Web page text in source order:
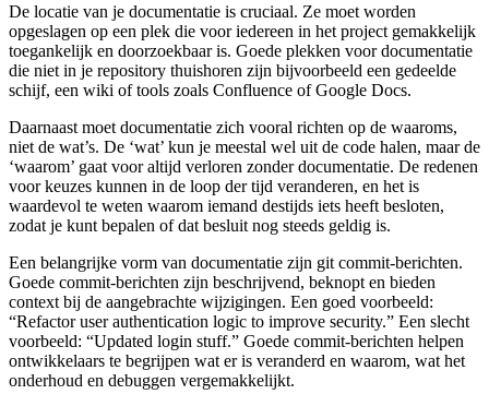
De locatie van je documentatie is cruciaal. Ze moet worden
opgeslagen op een plek die voor iedereen in het project gemakkelijk
toegankelijk en doorzoekbaar is. Goede plekken voor documentatie
die niet in je repository thuishoren zijn bijvoorbeeld een gedeelde
schijf, een wiki of tools zoals Confluence of Google Docs.
Daarnaast moet documentatie zich vooral richten op de waaroms,
niet de wat’s. De ‘wat’ kun je meestal wel uit de code halen, maar de
‘waarom’ gaat voor altijd verloren zonder documentatie. De redenen
voor keuzes kunnen in de loop der tijd veranderen, en het is
waardevol te weten waarom iemand destijds iets heeft besloten,
zodat je kunt bepalen of dat besluit nog steeds geldig is.
Een belangrijke vorm van documentatie zijn git commit-berichten.
Goede commit-berichten zijn beschrijvend, beknopt en bieden
context bij de aangebrachte wijzigingen. Een goed voorbeeld:
“Refactor user authentication logic to improve security.” Een slecht
voorbeeld: “Updated login stuff.” Goede commit-berichten helpen
ontwikkelaars te begrijpen wat er is veranderd en waarom, wat het
onderhoud en debuggen vergemakkelijkt.